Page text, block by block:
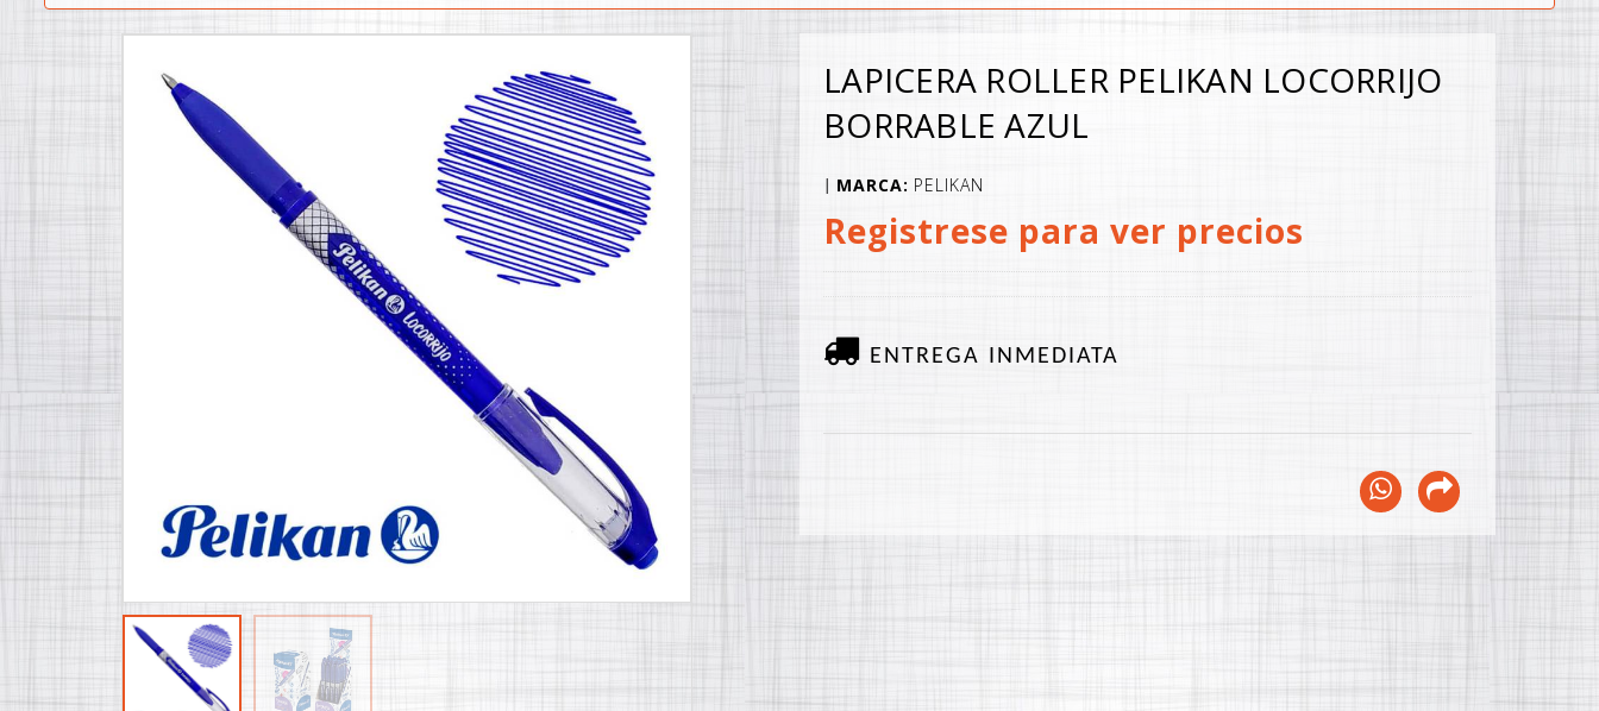
LAPICERA ROLLER PELIKAN LOCORRIJO
BORRABLE AZUL
MARCA: PELIKAN
Registrese para ver precios
ENTREGA INMEDIATA